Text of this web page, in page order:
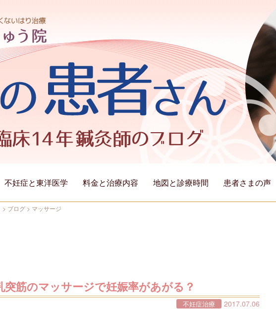
不妊症と東洋医学 料金と治療内容 地図と診療時間 患者さまの声
> ブログ > マッサージ
突筋のマッサージで妊娠率があがる？
不妊症治療 2017.07.06